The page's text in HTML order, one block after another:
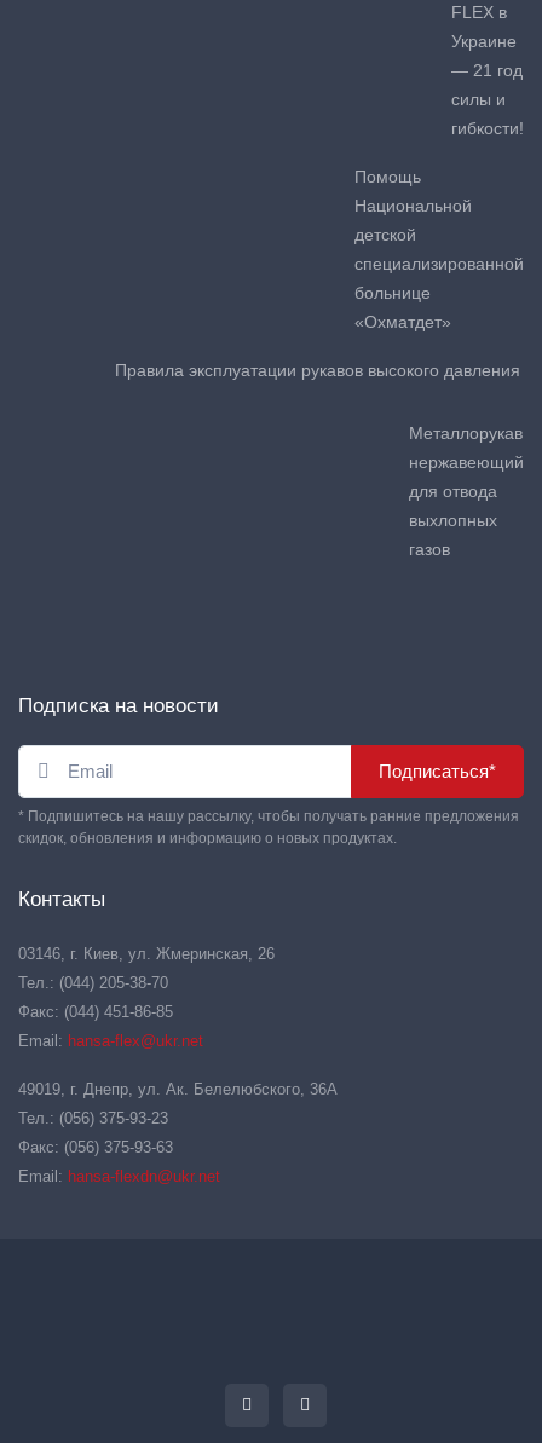
FLEX в
Украине
— 21 год
силы и
гибкости!
Помощь
Национальной
детской
специализированной
больнице
«Охматдет»
Правила эксплуатации рукавов высокого давления
Металлорукав
нержавеющий
для отвода
выхлопных
газов
Подписка на новости
Подписаться*
* Подпишитесь на нашу рассылку, чтобы получать ранние предложения
скидок, обновления и информацию о новых продуктах.
Контакты
03146, г. Киев, ул. Жмеринская, 26
Тел.: (044) 205-38-70
Факс: (044) 451-86-85
Email: hansa-flex@ukr.net
49019, г. Днепр, ул. Ак. Белелюбского, 36А
Тел.: (056) 375-93-23
Факс: (056) 375-93-63
Email: hansa-flexdn@ukr.net